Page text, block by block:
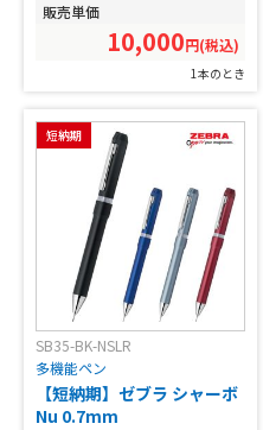
販売単価
10,000円(税込)
1本のとき
短納期
SB35-BK-NSLR
多機能ペン
【短納期】ゼブラ シャーボ
Nu 0.7mm